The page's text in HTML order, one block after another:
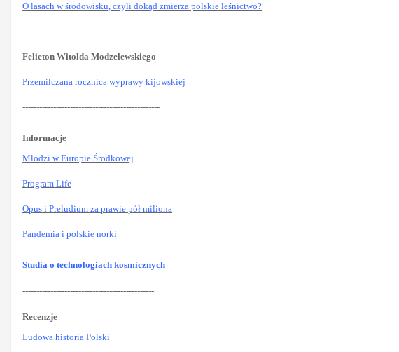
O lasach w środowisku, czyli dokąd zmierza polskie leśnictwo?
------------------------------------------------
Felieton Witolda Modzelewskiego
Przemilczana rocznica wyprawy kijowskiej
-------------------------------------------------
Informacje
Młodzi w Europie Środkowej
Program Life
Opus i Preludium za prawie pół miliona
Pandemia i polskie norki
Studia o technologiach kosmicznych
-----------------------------------------------
Recenzje
Ludowa historia Polski